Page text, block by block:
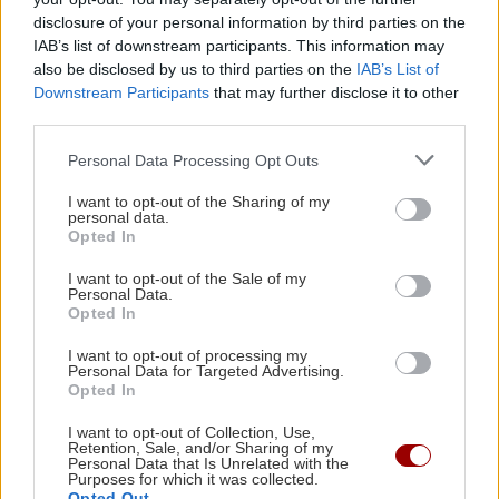
disclosure of your personal information by third parties on the
IAB’s list of downstream participants. This information may
also be disclosed by us to third parties on the IAB’s List of
Downstream Participants that may further disclose it to other
Personal Data Processing Opt Outs
I want to opt-out of the Sharing of my
personal data.
Opted In
I want to opt-out of the Sale of my
Personal Data.
Opted In
I want to opt-out of processing my
Personal Data for Targeted Advertising.
Opted In
I want to opt-out of Collection, Use,
Retention, Sale, and/or Sharing of my
Personal Data that Is Unrelated with the
Purposes for which it was collected.
δισεκατομμύρια λόγοι για να
δράσουμε”
11:27 | 04/03/2026
ΥΓΕΙΑ
Παχυσαρκία: Ποια είναι τα
κυκλοφορήσουν το 2026,
Παθολόγοι: Ζητούν πρόσβαση
στη συνταγογράφηση
παχυσαρκία
22:49 | 13/01/2026